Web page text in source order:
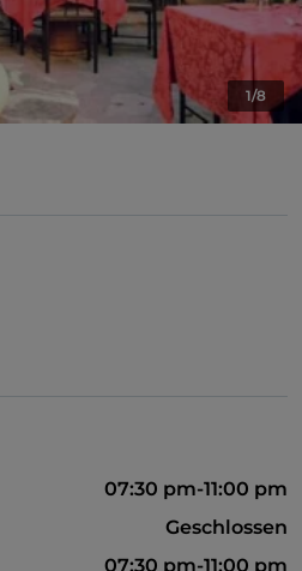
1/8
07:30 pm-11:00 pm
Geschlossen
07:30 pm-11:00 pm